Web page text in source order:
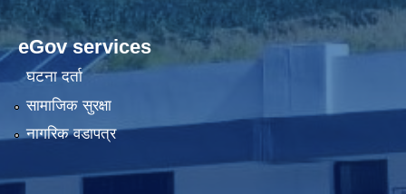
eGov services
घटना दर्ता
सामाजिक सुरक्षा
नागरिक वडापत्र